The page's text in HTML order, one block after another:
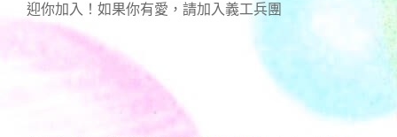
迎你加入！如果你有愛，請加入義工兵團